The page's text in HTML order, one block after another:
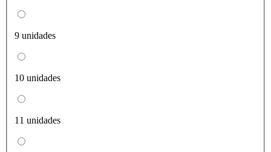
9 unidades
10 unidades
11 unidades